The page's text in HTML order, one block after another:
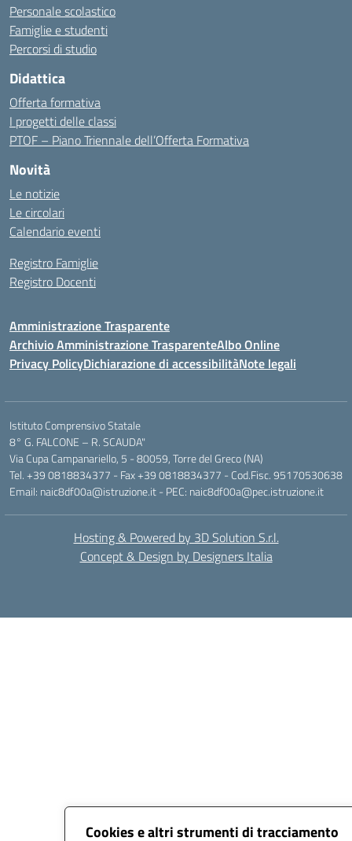
Cookies e altri strumenti di tracciamento
Personale scolastico
Famiglie e studenti
Percorsi di studio
Didattica
Offerta formativa
I progetti delle classi
PTOF – Piano Triennale dell’Offerta Formativa
Novità
Le notizie
Le circolari
Calendario eventi
Registro Famiglie
Registro Docenti
Amministrazione Trasparente
Archivio Amministrazione TrasparenteAlbo Online
Privacy PolicyDichiarazione di accessibilitàNote legali
Istituto Comprensivo Statale
8° G. FALCONE – R. SCAUDA"
Via Cupa Campanariello, 5 - 80059, Torre del Greco (NA)
Tel. +39 0818834377 - Fax +39 0818834377 - Cod.Fisc. 95170530638
Email: naic8df00a@istruzione.it - PEC: naic8df00a@pec.istruzione.it
Hosting & Powered by 3D Solution S.r.l.
Concept & Design by Designers Italia